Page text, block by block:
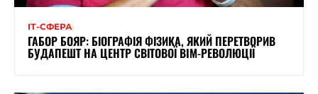
ІТ-СФЕРА
ГАБОР БОЯР: БІОГРАФІЯ ФІЗИКА, ЯКИЙ ПЕРЕТВОРИВ
БУДАПЕШТ НА ЦЕНТР СВІТОВОЇ BIM-РЕВОЛЮЦІЇ